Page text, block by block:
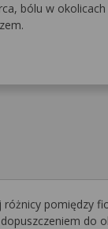
bólu w
pomiędzy
do